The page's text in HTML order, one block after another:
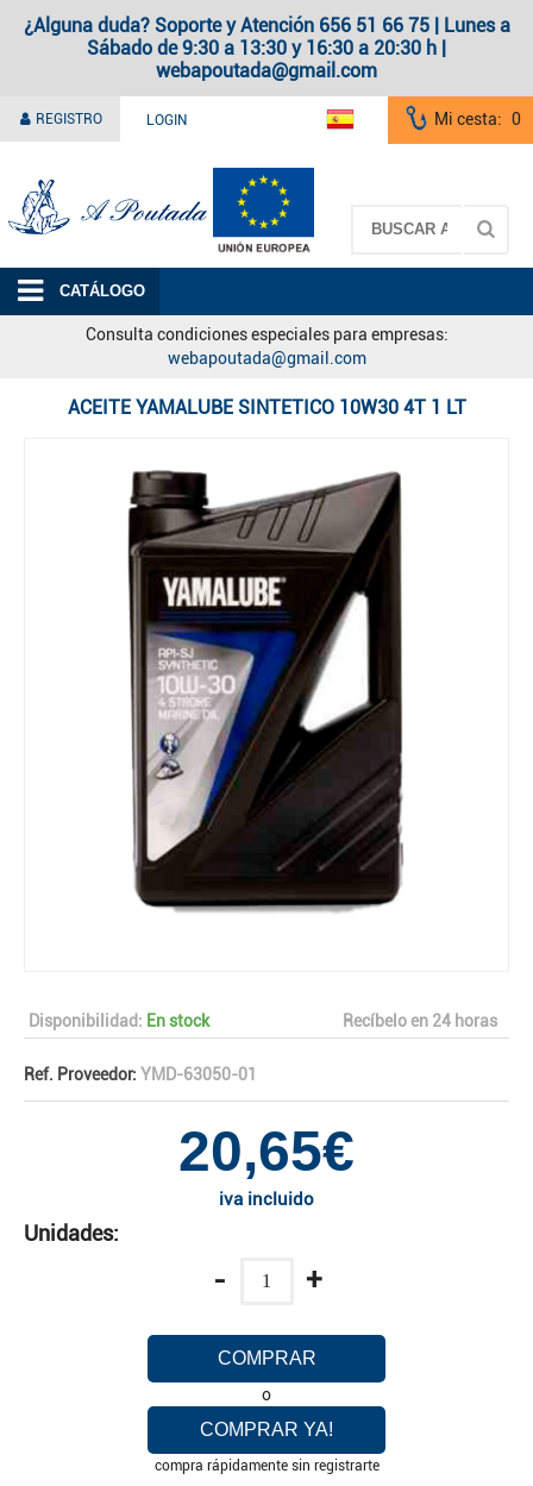
¿Alguna duda? Soporte y Atención 656 51 66 75 | Lunes a
Sábado de 9:30 a 13:30 y 16:30 a 20:30 h |
webapoutada@gmail.com
REGISTRO LOGIN Mi cesta: 0
CATÁLOGO
Consulta condiciones especiales para empresas:
webapoutada@gmail.com
ACEITE YAMALUBE SINTETICO 10W30 4T 1 LT
Disponibilidad: En stock Recíbelo en 24 horas
Ref. Proveedor: YMD-63050-01
20,65€
iva incluido
Unidades:
- +
COMPRAR
o
COMPRAR YA!
compra rápidamente sin registrarte